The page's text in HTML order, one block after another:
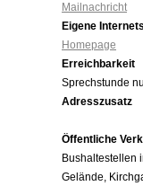
Mailnachricht
Eigene
Homepage
Erreichbarkeit
Sprechstunde
Adresszusatz
Öffentliche
Bushaltestellen
Gelände,